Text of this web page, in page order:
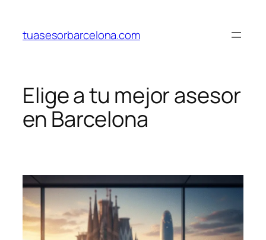
contenido
tuasesorbarcelona.com
Elige a tu mejor asesor
en Barcelona